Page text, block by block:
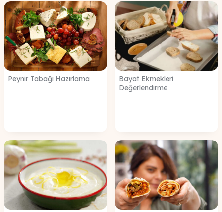
Peynir Tabağı Hazırlama
Bayat Ekmekleri
Değerlendirme